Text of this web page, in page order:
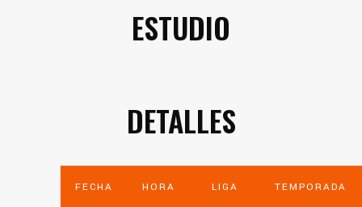
ESTUDIO
DETALLES
FECHA HORA LIGA TEMPORADA